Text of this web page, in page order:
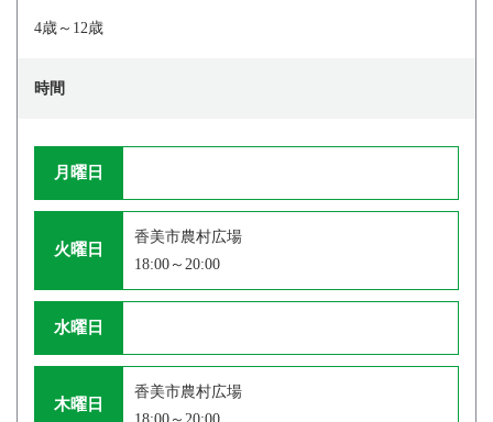
4歳～12歳
時間
月曜日
火曜日
香美市農村広場
18:00～20:00
水曜日
木曜日
香美市農村広場